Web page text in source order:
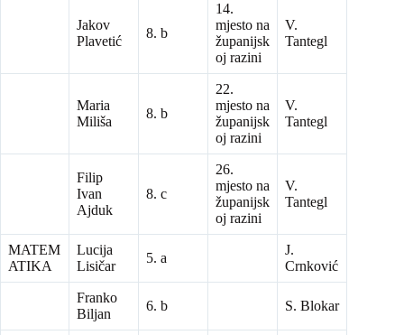
Jakov
Plavetić
8. b
14.
mjesto na
županijsk
oj razini
V.
Tantegl
Maria
Miliša
8. b
22.
mjesto na
županijsk
oj razini
V.
Tantegl
Filip
Ivan
Ajduk
8. c
26.
mjesto na
županijsk
oj razini
V.
Tantegl
MATEM
ATIKA
Lucija
Lisičar
5. a
J.
Crnković
Franko
Biljan
6. b S. Blokar